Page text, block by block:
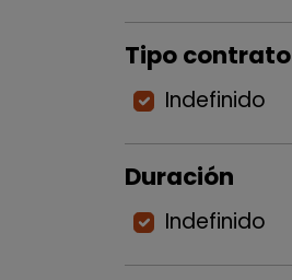
Tipo contrato
Indefinido
Duración
Indefinido